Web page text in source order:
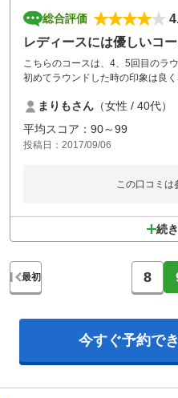
総合評価
レディースには優しいコ
こちらのコースは、4、5回目のラ
初めてラウンドした時の印象は良
前回は89で回れて、今回は84でした
レディースには、優しいコースだと
日本一、ホールインワンが出やす
少ないし、無罰で自ホールへ戻し
まりもさん （女性 / 40代）
平均スコア：90～99
投稿日：2017/09/06
この口コミは
続
最初 8
今すぐ予約で